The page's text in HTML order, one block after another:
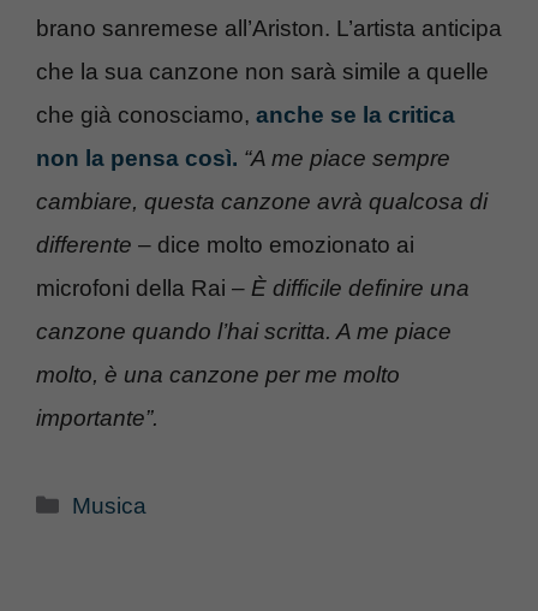
brano sanremese all’Ariston. L’artista anticipa
che la sua canzone non sarà simile a quelle
che già conosciamo, anche se la critica
non la pensa così. “A me piace sempre
cambiare, questa canzone avrà qualcosa di
differente – dice molto emozionato ai
microfoni della Rai – È difficile definire una
canzone quando l’hai scritta. A me piace
molto, è una canzone per me molto
importante”.
Categorie
Musica